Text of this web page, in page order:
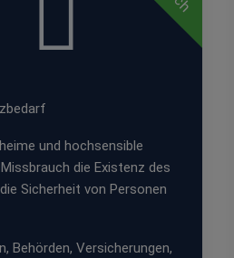
und hochsensible
die Existenz des
Sicherheit von Personen
Behörden, Versicherungen,